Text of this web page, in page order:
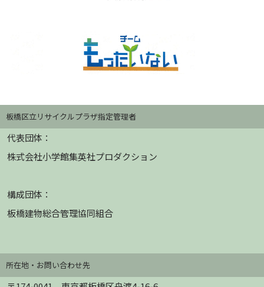
板橋区立リサイクルプラザ指定管理者
代表団体：
株式会社小学館集英社プロダクション
構成団体：
板橋建物総合管理協同組合
所在地・お問い合わせ先